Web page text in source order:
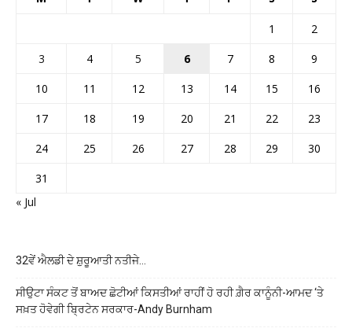
1
2
3
4 5 6 7 8
9
10
11 12 13 14 15
16
17
18 19 20 21 22
23
24
25 26 27 28 29
30
31
« Jul
32ਵੇਂ ਐਲਡੀ ਦੇ ਸ਼ੁਰੂਆਤੀ ਨਤੀਜੇ…
ਸੀਉਟਾ ਸੰਕਟ ਤੋਂ ਬਾਅਦ ਛੋਟੀਆਂ ਕਿਸਤੀਆਂ ਰਾਹੀਂ ਹੋ ਰਹੀ ਗ਼ੈਰ ਕਾਨੂੰਨੀ-ਆਮਦ ‘ਤੇ
ਸਖ਼ਤ ਹੋਵੇਗੀ ਬ੍ਰਿਟੇਨ ਸਰਕਾਰ-Andy Burnham